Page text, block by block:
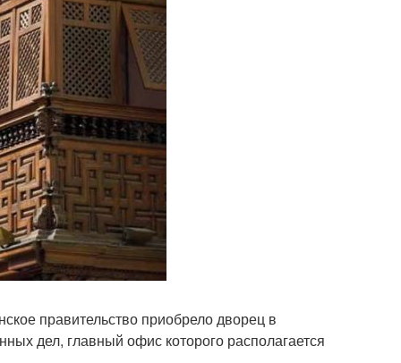
правительство приобрело дворец в
дел, главный офис которого располагается